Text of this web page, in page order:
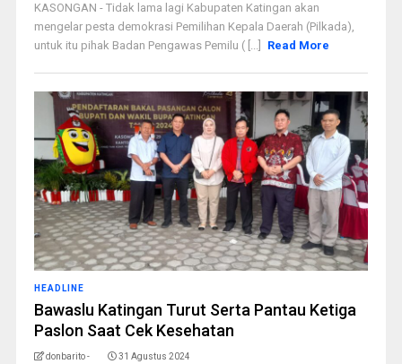
KASONGAN - Tidak lama lagi Kabupaten Katingan akan
mengelar pesta demokrasi Pemilihan Kepala Daerah (Pilkada),
untuk itu pihak Badan Pengawas Pemilu ( [...]
Read More
HEADLINE
Bawaslu Katingan Turut Serta Pantau Ketiga
Paslon Saat Cek Kesehatan
donbarito - 31 Agustus 2024